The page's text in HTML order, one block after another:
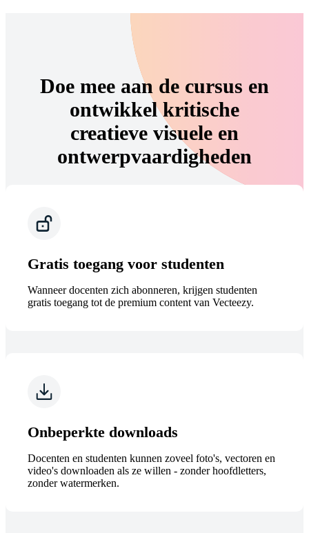
Doe mee aan de cursus en
ontwikkel kritische
creatieve visuele en
ontwerpvaardigheden
Gratis toegang voor studenten
Wanneer docenten zich abonneren, krijgen studenten
gratis toegang tot de premium content van Vecteezy.
Onbeperkte downloads
Docenten en studenten kunnen zoveel foto's, vectoren en
video's downloaden als ze willen - zonder hoofdletters,
zonder watermerken.